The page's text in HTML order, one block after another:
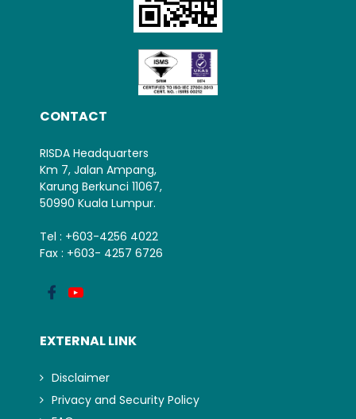
CONTACT
RISDA Headquarters
Km 7, Jalan Ampang,
Karung Berkunci 11067,
50990 Kuala Lumpur.
Tel : +603-4256 4022
Fax : +603- 4257 6726
EXTERNAL LINK
Disclaimer
Privacy and Security Policy
Loading AiRIS...